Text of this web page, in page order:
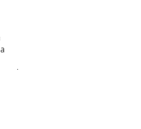
telo